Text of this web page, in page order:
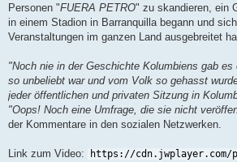
Personen "FUERA PETRO" zu skandieren, ein
in einem Stadion in Barranquilla begann und
Veranstaltungen im ganzen Land ausgebreitet
"Noch nie in der Geschichte Kolumbiens gab es
so unbeliebt war und vom Volk so gehasst
jeder öffentlichen und privaten Sitzung in
"Oops! Noch eine Umfrage, die sie nicht
der Kommentare in den sozialen Netzwerken.
Link zum Video: https://cdn.jwplayer.com/